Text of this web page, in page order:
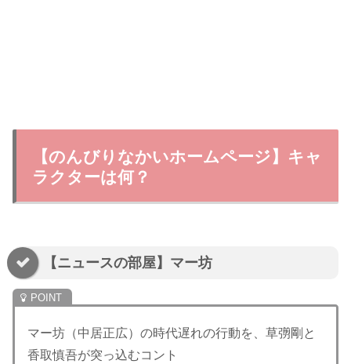
【のんびりなかいホームページ】キャ
ラクターは何？
【ニュースの部屋】マー坊
マー坊（中居正広）の時代遅れの行動を、草彅剛と
香取慎吾が突っ込むコント